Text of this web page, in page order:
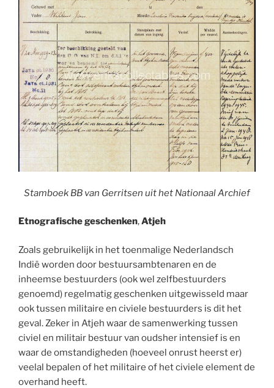
Stamboek BB van Gerritsen uit het Nationaal Archief
Etnografische geschenken,Atjeh
Zoals gebruikelijk in het toenmalige Nederlandsch
Indië worden door bestuursambtenaren en de
inheemse bestuurders (ook wel zelfbestuurders
genoemd) regelmatig geschenken uitgewisseld maar
ook tussen militaire en civiele bestuurders is dit het
geval. Zeker in Atjeh waar de samenwerking tussen
civiel en militair bestuur van oudsher intensief is en
waar de omstandigheden (hoeveel onrust heerst er)
veelal bepalen of het militaire of het civiele element de
overhand heeft.